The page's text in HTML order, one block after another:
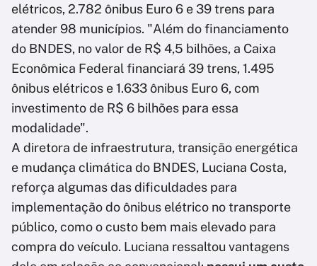
elétricos, 2.782 ônibus Euro 6 e 39 trens para
atender 98 municípios. "Além do financiamento
do BNDES, no valor de R$ 4,5 bilhões, a Caixa
Econômica Federal financiará 39 trens, 1.495
ônibus elétricos e 1.633 ônibus Euro 6, com
investimento de R$ 6 bilhões para essa
modalidade".
A diretora de infraestrutura, transição energética
e mudança climática do BNDES, Luciana Costa,
reforça algumas das dificuldades para
implementação do ônibus elétrico no transporte
público, como o custo bem mais elevado para
compra do veículo. Luciana ressaltou vantagens